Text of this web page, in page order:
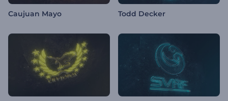
Caujuan Mayo Todd Decker